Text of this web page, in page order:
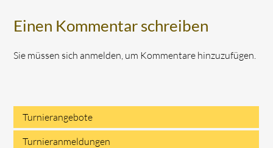
Einen Kommentar schreiben
Sie müssen sich anmelden, um Kommentare hinzuzufügen.
Navigation
Turnierangebote
Turnieranmeldungen